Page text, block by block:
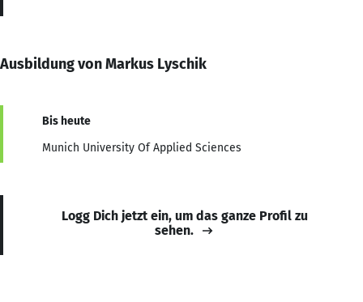
Ausbildung von Markus Lyschik
Bis heute
Munich University Of Applied Sciences
Logg Dich jetzt ein, um das ganze Profil zu
sehen.